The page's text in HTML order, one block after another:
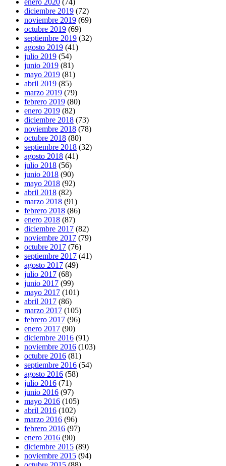
diciembre 2019 (72)
noviembre 2019 (69)
octubre 2019 (69)
septiembre 2019 (32)
agosto 2019 (41)
julio 2019 (54)
junio 2019 (81)
mayo 2019 (81)
abril 2019 (85)
marzo 2019 (79)
febrero 2019 (80)
enero 2019 (82)
diciembre 2018 (73)
noviembre 2018 (78)
octubre 2018 (80)
septiembre 2018 (32)
agosto 2018 (41)
julio 2018 (56)
junio 2018 (90)
mayo 2018 (92)
abril 2018 (82)
marzo 2018 (91)
febrero 2018 (86)
enero 2018 (87)
diciembre 2017 (82)
noviembre 2017 (79)
octubre 2017 (76)
septiembre 2017 (41)
agosto 2017 (49)
julio 2017 (68)
junio 2017 (99)
mayo 2017 (101)
abril 2017 (86)
marzo 2017 (105)
febrero 2017 (96)
enero 2017 (90)
diciembre 2016 (91)
noviembre 2016 (103)
octubre 2016 (81)
septiembre 2016 (54)
agosto 2016 (58)
julio 2016 (71)
junio 2016 (97)
mayo 2016 (105)
abril 2016 (102)
marzo 2016 (96)
febrero 2016 (97)
enero 2016 (90)
diciembre 2015 (89)
noviembre 2015 (94)